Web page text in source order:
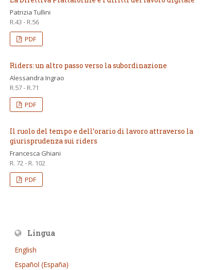
Patrizia Tullini
R.43 - R.56
PDF
Riders: un altro passo verso la subordinazione
Alessandra Ingrao
R.57 - R.71
PDF
Il ruolo del tempo e dell’orario di lavoro attraverso la
giurisprudenza sui riders
Francesca Ghiani
R. 72 - R. 102
PDF
Lingua
English
Español (España)